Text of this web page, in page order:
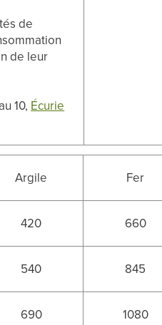
de
de leur
10, Écurie
Argile Fer
420 660
540 845
690 1080